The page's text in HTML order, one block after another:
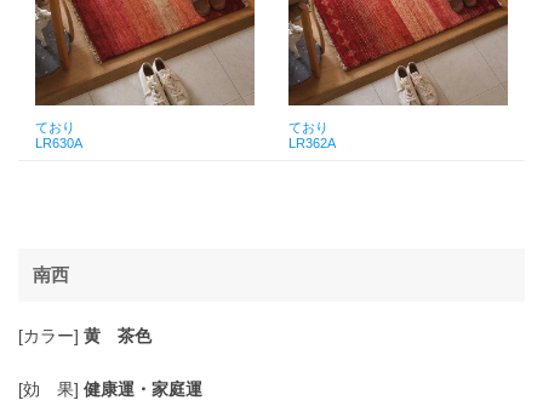
ており
LR630A
ており
LR362A
南西
[カラー] 黄 茶色
[効 果] 健康運・家庭運